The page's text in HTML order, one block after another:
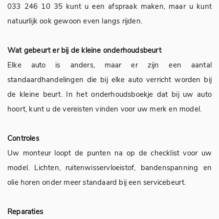
033 246 10 35 kunt u een afspraak maken, maar u kunt
natuurlijk ook gewoon even langs rijden.
Wat gebeurt er bij de kleine onderhoudsbeurt
Elke auto is anders, maar er zijn een aantal
standaardhandelingen die bij elke auto verricht worden bij
de kleine beurt. In het onderhoudsboekje dat bij uw auto
hoort, kunt u de vereisten vinden voor uw merk en model.
Controles
Uw monteur loopt de punten na op de checklist voor uw
model. Lichten, ruitenwisservloeistof, bandenspanning en
olie horen onder meer standaard bij een servicebeurt.
Reparaties